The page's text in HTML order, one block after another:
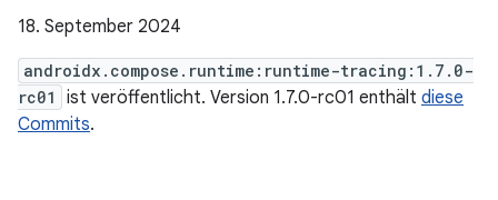
18. September 2024
androidx.compose.runtime:runtime-tracing:1.7.0-
rc01
ist veröffentlicht. Version 1.7.0-rc01 enthält diese
Commits.